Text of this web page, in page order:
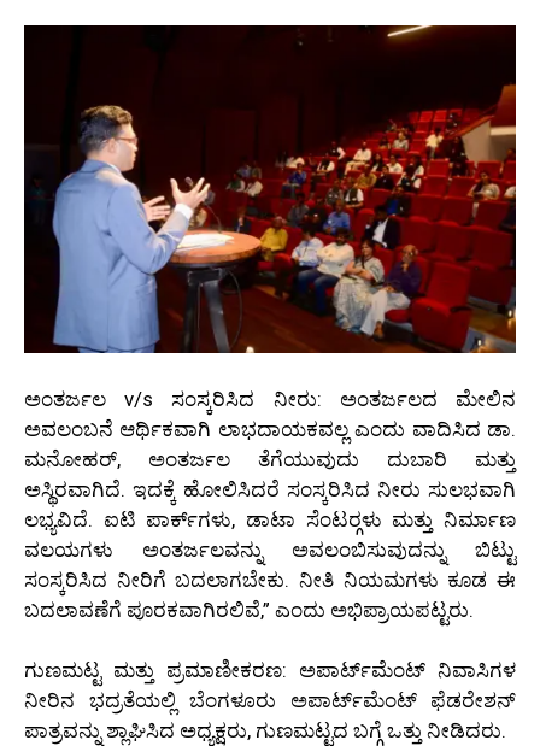
ಅಂತರ್ಜಲ v/s ಸಂಸ್ಕರಿಸಿದ ನೀರು: ಅಂತರ್ಜಲದ ಮೇಲಿನ
ಅವಲಂಬನೆ ಆರ್ಥಿಕವಾಗಿ ಲಾಭದಾಯಕವಲ್ಲ ಎಂದು ವಾದಿಸಿದ ಡಾ.
ಮನೋಹರ್, ಅಂತರ್ಜಲ ತೆಗೆಯುವುದು ದುಬಾರಿ ಮತ್ತು
ಅಸ್ಥಿರವಾಗಿದೆ. ಇದಕ್ಕೆ ಹೋಲಿಸಿದರೆ ಸಂಸ್ಕರಿಸಿದ ನೀರು ಸುಲಭವಾಗಿ
ಲಭ್ಯವಿದೆ. ಐಟಿ ಪಾರ್ಕ್‍ಗಳು, ಡಾಟಾ ಸೆಂಟರ್‍ಗಳು ಮತ್ತು ನಿರ್ಮಾಣ
ವಲಯಗಳು ಅಂತರ್ಜಲವನ್ನು ಅವಲಂಬಿಸುವುದನ್ನು ಬಿಟ್ಟು
ಸಂಸ್ಕರಿಸಿದ ನೀರಿಗೆ ಬದಲಾಗಬೇಕು. ನೀತಿ ನಿಯಮಗಳು ಕೂಡ ಈ
ಬದಲಾವಣೆಗೆ ಪೂರಕವಾಗಿರಲಿವೆ,” ಎಂದು ಅಭಿಪ್ರಾಯಪಟ್ಟರು.
ಗುಣಮಟ್ಟ ಮತ್ತು ಪ್ರಮಾಣೀಕರಣ: ಅಪಾರ್ಟ್‍ಮೆಂಟ್ ನಿವಾಸಿಗಳ
ನೀರಿನ ಭದ್ರತೆಯಲ್ಲಿ ಬೆಂಗಳೂರು ಅಪಾರ್ಟ್‍ಮೆಂಟ್ ಫೆಡರೇಶನ್
ಪಾತ್ರವನ್ನು ಶ್ಲಾಘಿಸಿದ ಅಧ್ಯಕ್ಷರು, ಗುಣಮಟ್ಟದ ಬಗ್ಗೆ ಒತ್ತು ನೀಡಿದರು.